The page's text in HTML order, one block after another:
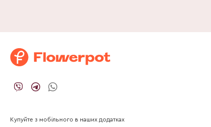
Купуйте з мобільного в наших додатках